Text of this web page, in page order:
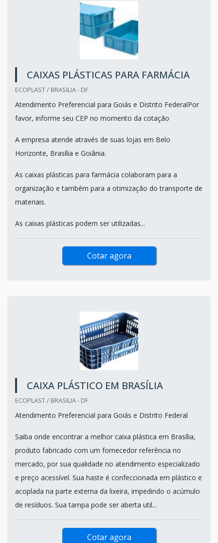
CAIXAS PLÁSTICAS PARA FARMÁCIA
ECOPLAST / BRASILIA - DF
Atendimento Preferencial para Goiás e Distrito FederalPor
favor, informe seu CEP no momento da cotação
A empresa atende através de suas lojas em Belo
Horizonte, Brasília e Goiânia.
As caixas plásticas para farmácia colaboram para a
organização e também para a otimização do transporte de
materiais.
As caixas plásticas podem ser utilizadas...
Cotar agora
CAIXA PLÁSTICO EM BRASÍLIA
ECOPLAST / BRASILIA - DF
Atendimento Preferencial para Goiás e Distrito Federal
Saiba onde encontrar a melhor caixa plástica em Brasília,
produto fabricado com um fornecedor referência no
mercado, por sua qualidade no atendimento especializado
e preço acessível. Sua haste é confeccionada em plástico e
acoplada na parte externa da lixeira, impedindo o acúmulo
de resíduos. Sua tampa pode ser aberta util...
Cotar agora